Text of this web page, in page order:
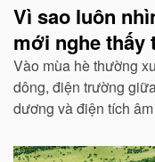
Vì sao luôn
mới nghe thấy
Vào mùa hè thường
dông, điện trường
dương và điện tích âm
mức độ nhất định,
triển sẽ phát ra tia